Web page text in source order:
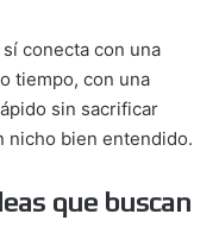
conecta con una
tiempo, con una
sin sacrificar
nicho bien entendido.
que buscan